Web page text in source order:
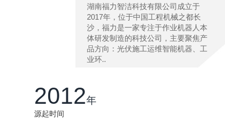
湖南福力智洁科技有限公司成立于
2017年，位于中国工程机械之都长
沙，福力是一家专注于作业机器人本
体研发制造的科技公司，主要聚焦产
品方向：光伏施工运维智能机器、工
业环..
2012年
源起时间